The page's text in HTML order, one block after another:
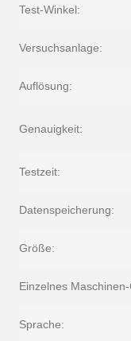
Test-Winkel:
Versuchsanlage:
Auflösung:
Genauigkeit:
Testzeit:
Datenspeicherung:
Größe:
Einzelnes
Sprache: